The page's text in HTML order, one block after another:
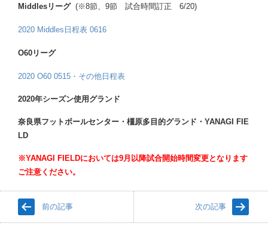
Middlesリーグ(※8節、9節 試合時間訂正 6/20)
2020 Middles日程表 0616
O60リーグ
2020 O60 0515・その他日程表
2020年シーズン使用グランド
奈良県フットボールセンター・橿原多目的グランド・YANAGI FIE
LD
※YANAGI FIELDにおいては9月以降試合開始時間変更となります
ご注意ください。
前の記事 次の記事